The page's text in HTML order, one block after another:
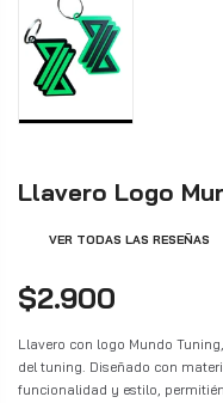
Llavero Logo
VER TODAS LAS RESEÑAS
$2.900
Llavero con logo Mundo
del tuning. Diseñado con
funcionalidad y estilo,